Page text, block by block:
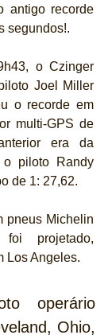
antigo recorde
segundos!.
o Czinger
Joel Miller
o recorde em
multi-GPS de
era da
o piloto Randy
de 1: 27,62.
pneus Michelin
projetado,
Los Angeles.
operário
Ohio,